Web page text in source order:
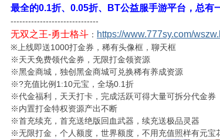
最全的0.1折、0.05折、BT公益服手游平台，总有
------------------------------
无双之王-勇士格斗 ： https://www.777sy.com/
※上线即送1000打金券，稀有头像框，聊天框
※天天免费领代金券，无限打金领资源
※黑金商城，独创黑金商城可兑换稀有养成资源
※?充值比例1:10元宝，全场0.1折
※代金福利，天天打卡，完成活跃可得大量可拆分代金券
※内置打金特权资源产出不断
※首充续充，首充送绝版回血武器，续充送极品灵器
※无限打金，个人额度，世界额度，不用充值照样有元宝